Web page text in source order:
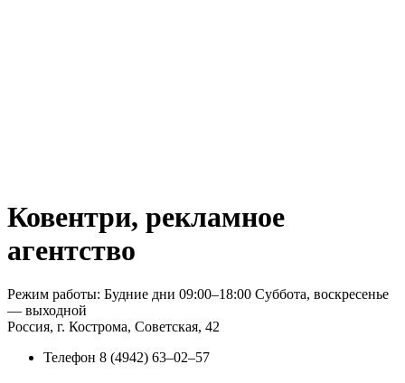
Ковентри, рекламное
агентство
Режим работы: Будние дни 09:00–18:00 Суббота, воскресенье
— выходной
Россия, г. Кострома, Советская, 42
Телефон 8 (4942) 63‒02‒57